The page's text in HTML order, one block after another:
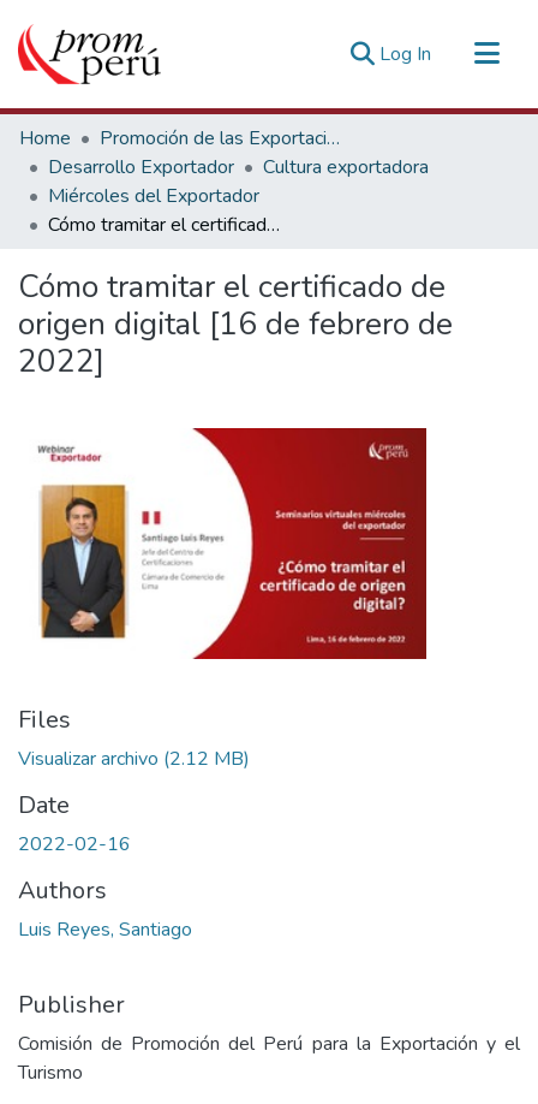
Log In (current)
Communities & Collections
All of DSpace
Statistics
Estadísticas Externas
Home
Promoción de las Exportaciones
Desarrollo Exportador
Cultura exportadora
Miércoles del Exportador
Cómo tramitar el certificado de origen digital [16 de febrero de 2022]
Cómo tramitar el certificado de
origen digital [16 de febrero de
2022]
Files
Visualizar archivo (2.12 MB)
Date
2022-02-16
Authors
Luis Reyes, Santiago
Publisher
Comisión de Promoción del Perú para la Exportación y el
Turismo